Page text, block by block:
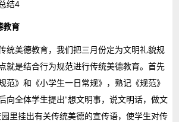
结4
教育
统美德教育，我们把三月份定为文明礼貌规
就是结合行为规范进行传统美德教育。首先
范》和《小学生一日常规》，熟记《规范》
向全体学生提出“想文明事，说文明话，做文
里挂出有关传统美德的宣传语，使学生对传